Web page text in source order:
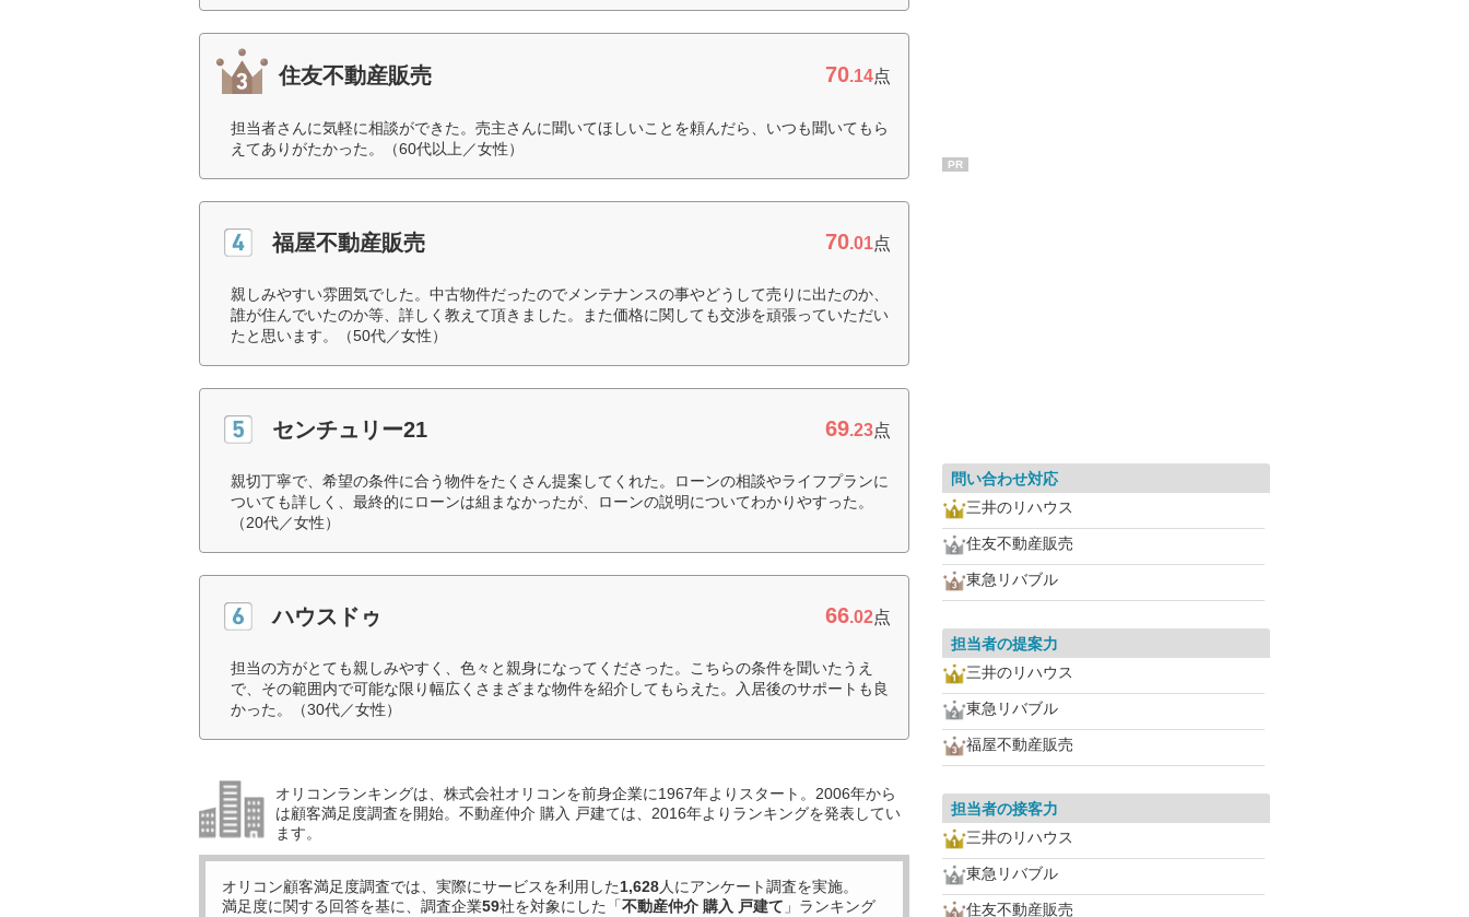
住友不動産販売 70.14点
担当者さんに気軽に相談ができた。売主さんに聞いてほしいことを頼んだら、いつも聞いてもら
えてありがたかった。（60代以上／女性）
福屋不動産販売 70.01点
親しみやすい雰囲気でした。中古物件だったのでメンテナンスの事やどうして売りに出たのか、
誰が住んでいたのか等、詳しく教えて頂きました。また価格に関しても交渉を頑張っていただい
たと思います。（50代／女性）
センチュリー21 69.23点
親切丁寧で、希望の条件に合う物件をたくさん提案してくれた。ローンの相談やライフプランに
ついても詳しく、最終的にローンは組まなかったが、ローンの説明についてわかりやすった。
（20代／女性）
ハウスドゥ 66.02点
担当の方がとても親しみやすく、色々と親身になってくださった。こちらの条件を聞いたうえ
で、その範囲内で可能な限り幅広くさまざまな物件を紹介してもらえた。入居後のサポートも良
かった。（30代／女性）
オリコンランキングは、株式会社オリコンを前身企業に1967年よりスタート。2006年から
は顧客満足度調査を開始。不動産仲介 購入 戸建ては、2016年よりランキングを発表してい
ます。
オリコン顧客満足度調査では、実際にサービスを利用した1,628人にアンケート調査を実施。
満足度に関する回答を基に、調査企業59社を対象にした「不動産仲介 購入 戸建て 」ランキング
PR
問い合わせ対応
三井のリハウス
住友不動産販売
東急リバブル
担当者の提案力
三井のリハウス
東急リバブル
福屋不動産販売
担当者の接客力
三井のリハウス
東急リバブル
住友不動産販売